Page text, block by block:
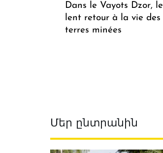
Dans le Vayots Dzor, le
lent retour à la vie des
terres minées
Մեր ընտրանին